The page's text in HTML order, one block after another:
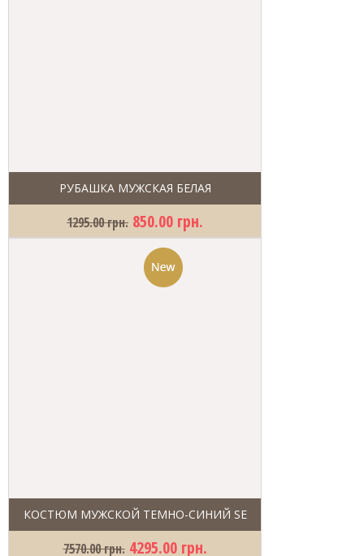
РУБАШКА МУЖСКАЯ БЕЛАЯ
1295.00 грн. 850.00 грн.
КОСТЮМ МУЖСКОЙ ТЕМНО-СИНИЙ SE
7570.00 грн. 4295.00 грн.